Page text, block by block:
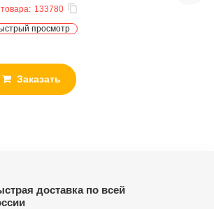
133780
просмотр
Заказать
доставка по всей